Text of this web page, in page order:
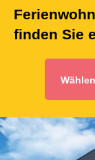
finden Sie